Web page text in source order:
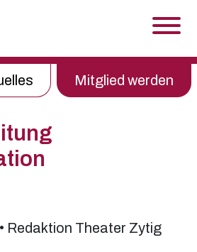
Mitglied werden
Redaktion Theater Zytig